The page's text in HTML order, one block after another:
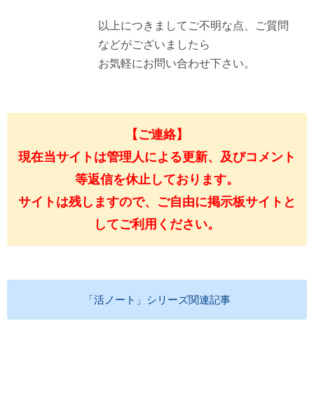
以上につきましてご不明な点、ご質問
などがございましたら
お気軽にお問い合わせ下さい。
【ご連絡】
現在当サイトは管理人による更新、及びコメント
等返信を休止しております。
サイトは残しますので、ご自由に掲示板サイトと
してご利用ください。
「活ノート」シリーズ関連記事